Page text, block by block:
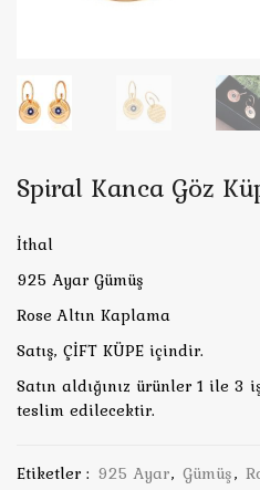
Spiral Kanca Göz
İthal
925 Ayar Gümüş
Rose Altın Kaplama
Satış, ÇİFT KÜPE içindir.
Satın aldığınız ürünler 1 ile
teslim edilecektir.
Etiketler : 925 Ayar, Gümüş,